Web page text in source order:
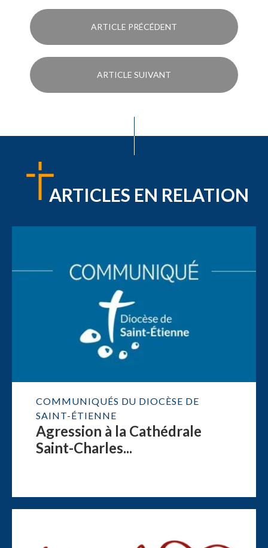
ARTICLE PRÉCÉDENT
ARTICLE SUIVANT
ARTICLES EN RELATION
COMMUNIQUÉS DU DIOCÈSE DE
SAINT-ÉTIENNE
Agression à la Cathédrale
Saint-Charles...